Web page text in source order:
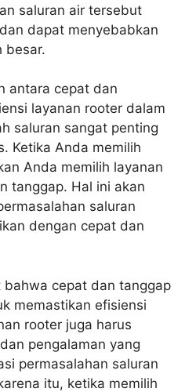
saluran air tersebut
dapat menyebabkan
besar.
antara cepat dan
layanan rooter dalam
saluran sangat penting
Ketika Anda memilih
Anda memilih layanan
tanggap. Hal ini akan
saluran
dengan cepat dan
cepat dan tanggap
memastikan efisiensi
rooter juga harus
pengalaman yang
permasalahan saluran
itu, ketika memilih